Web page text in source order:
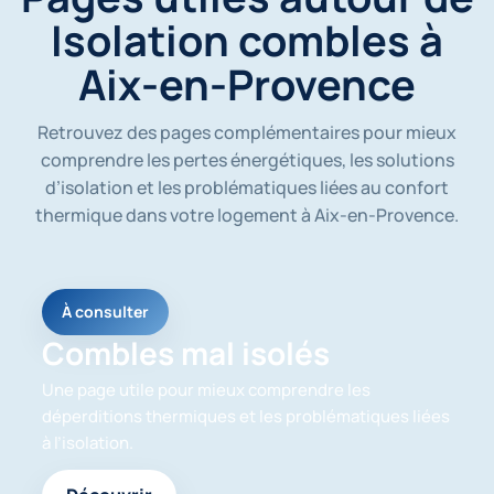
é
e
e
n
t
u
t
s
é
e
s
p
o
u
r
m
e
Isolation combles à
Aix-en-Provence
Retrouvez des pages complémentaires pour mieux
comprendre les pertes énergétiques, les solutions
d’isolation et les problématiques liées au confort
thermique dans votre logement à Aix-en-Provence.
À consulter
Combles mal isolés
Une page utile pour mieux comprendre les
déperditions thermiques et les problématiques liées
à l’isolation.